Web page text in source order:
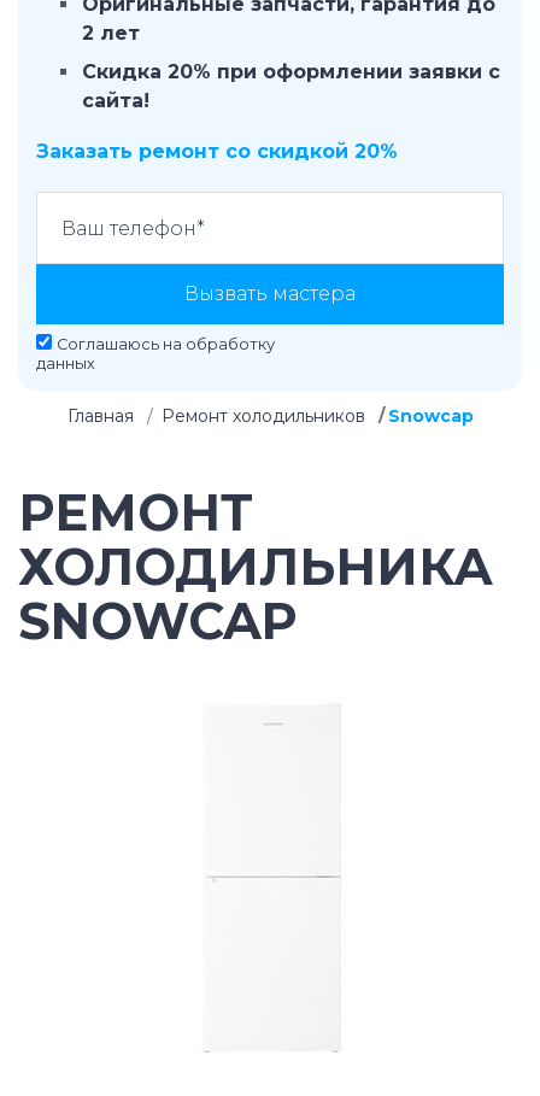
2 лет
Скидка 20% при оформлении заявки с
сайта!
Заказать ремонт со скидкой 20%
Вызвать мастера
Соглашаюсь на обработку
данных
Главная Ремонт холодильников Snowcap
РЕМОНТ
ХОЛОДИЛЬНИКА
SNOWCAP